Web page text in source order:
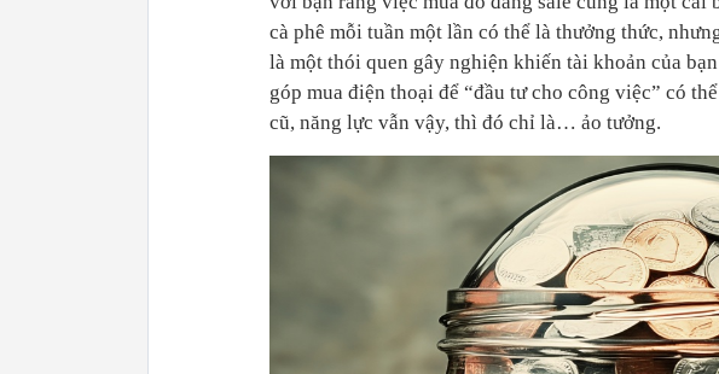
cà phê mỗi tuần một lần có thể là thưởng thức,
là một thói quen gây nghiện khiến tài khoản của
góp mua điện thoại để “đầu tư cho công việc” có
cũ, năng lực vẫn vậy, thì đó chỉ là… ảo tưởng.